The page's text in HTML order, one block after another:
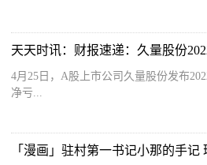
4月25日，A股上市公司久量股份发布
净亏...
「漫画」驻村第一书记小那的手记